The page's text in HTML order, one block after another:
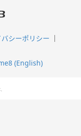
シーポリシー
(English)